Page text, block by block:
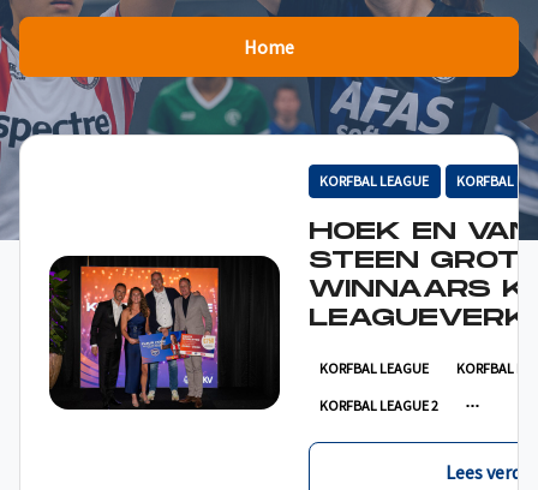
Home
KORFBAL LEAGUE KORFBAL
HOEK EN VAN
STEEN
WINNAARS
KORFBAL LEAGUE KORFBAL
KORFBAL LEAGUE 2
Lees verder